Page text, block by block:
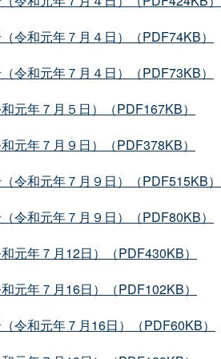
令和元年７月４日）（PDF74KB）
令和元年７月４日）（PDF73KB）
元年７月５日）（PDF167KB）
元年７月９日）（PDF378KB）
令和元年７月９日）（PDF515KB）
令和元年７月９日）（PDF80KB）
元年７月12日）（PDF430KB）
元年７月16日）（PDF102KB）
令和元年７月16日）（PDF60KB）